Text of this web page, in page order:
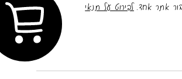
.לפירוט על תנאי